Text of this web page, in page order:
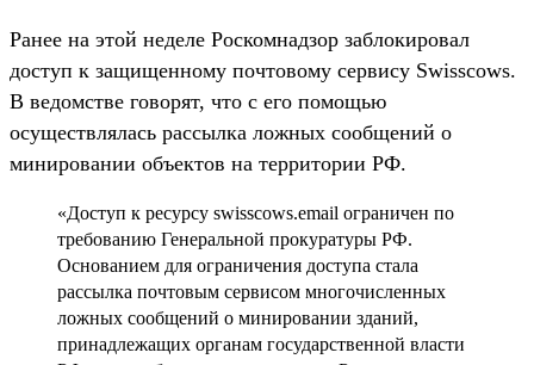
Ранее на этой неделе Роскомнадзор заблокировал
доступ к защищенному почтовому сервису Swisscows.
В ведомстве говорят, что с его помощью
осуществлялась рассылка ложных сообщений о
минировании объектов на территории РФ.
«Доступ к ресурсу swisscows.email ограничен по
требованию Генеральной прокуратуры РФ.
Основанием для ограничения доступа стала
рассылка почтовым сервисом многочисленных
ложных сообщений о минировании зданий,
принадлежащих органам государственной власти